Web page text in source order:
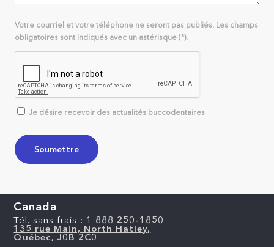
Votre courriel et votre téléphone ne seront pas publiés. Les champs
obligatoires sont indiqués avec un astérisque (*).
Je désire recevoir des actualités buccodentaires
Canada
Tél. sans frais : 1 888 250-1850
135 rue Main, North Hatley,
Québec, J0B 2C0